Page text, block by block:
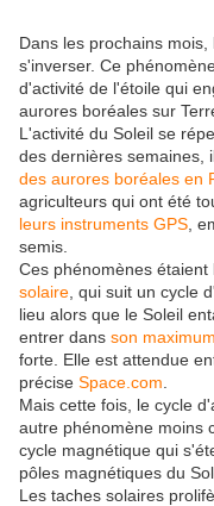
Dans les prochains
s'inverser. Ce
d'activité de l'étoile qui
aurores boréales sur
L'activité du Soleil se
des dernières semaines,
des aurores boréales en
agriculteurs qui ont été
leurs instruments GPS ,
semis.
Ces phénomènes étaient
solaire , qui suit un cycle
lieu alors que le Soleil
entrer dans son
forte. Elle est attendue
précise Space.com
Mais cette fois, le cycle
autre phénomène moins
cycle magnétique qui
pôles magnétiques du
Les taches solaires